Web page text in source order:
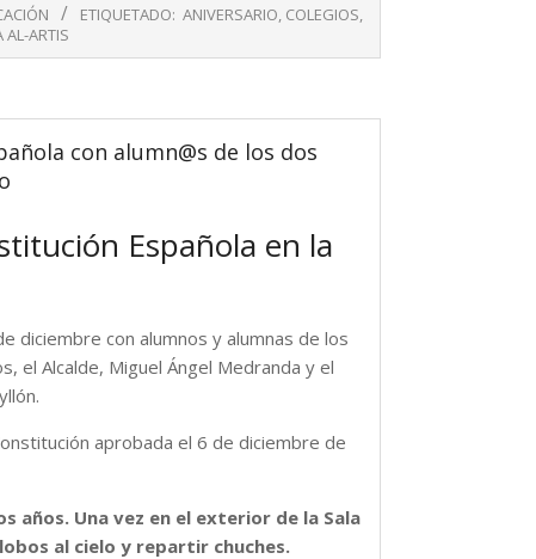
ETIQUETADO: ANIVERSARIO, COLEGIOS,
AL-ARTIS
con alumn@s de los dos
Española en la
diciembre con alumnos y alumnas de los
el Alcalde, Miguel Ángel Medranda y el
aprobada el 6 de diciembre de
años. Una vez en el exterior de la Sala
al cielo y repartir chuches.